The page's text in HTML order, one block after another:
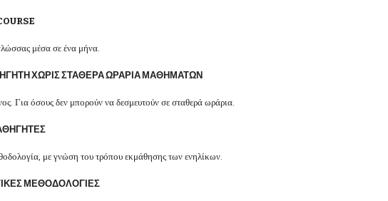
μέσα σε ένα μήνα.
ΧΩΡΙΣ ΣΤΑΘΕΡΑ ΩΡΑΡΙΑ ΜΑΘΗΜΑΤΩΝ
Για όσους δεν μπορούν να δεσμευτούν σε σταθερά ωράρια.
με γνώση του τρόπου εκμάθησης των ενηλίκων.
ΜΕΘΟΔΟΛΟΓΙΕΣ